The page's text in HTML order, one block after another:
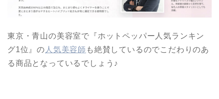
東京・青山の美容室で『ホットペッパー人気ランキン
グ1位』の 人気美容師 も絶賛しているのでこだわりのあ
る商品となっているでしょう♪